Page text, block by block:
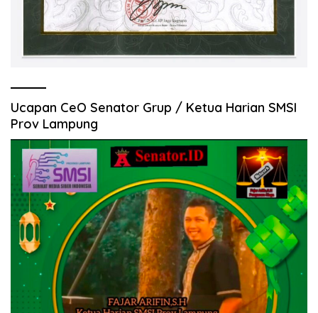
Ucapan CeO Senator Grup / Ketua Harian SMSI
Prov Lampung